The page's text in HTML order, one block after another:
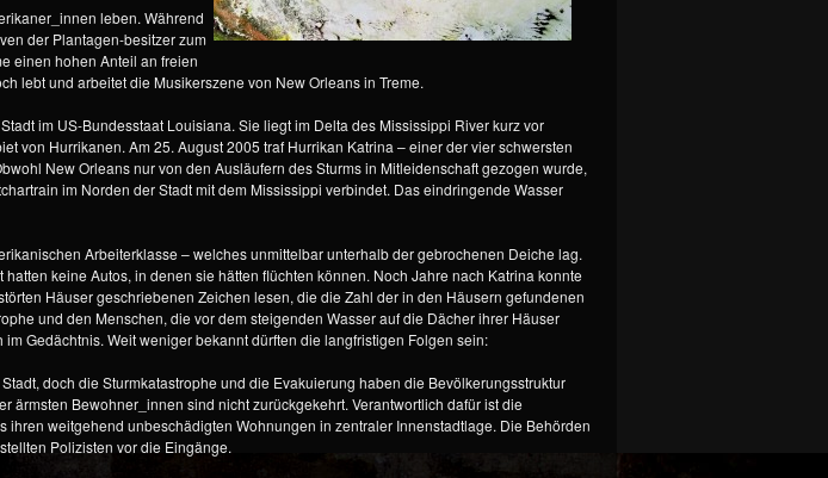
leben. Während
der Plantagen-besitzer zum
einen hohen Anteil an freien
lebt und arbeitet die Musikerszene von New Orleans in Treme.
im US-Bundesstaat Louisiana. Sie liegt im Delta des Mississippi River kurz vor
von Hurrikanen. Am 25. August 2005 traf Hurrikan Katrina – einer der vier schwersten
New Orleans nur von den Ausläufern des Sturms in Mitleidenschaft gezogen wurde,
im Norden der Stadt mit dem Mississippi verbindet. Das eindringende Wasser
Arbeiterklasse – welches unmittelbar unterhalb der gebrochenen Deiche lag.
keine Autos, in denen sie hätten flüchten können. Noch Jahre nach Katrina konnte
Häuser geschriebenen Zeichen lesen, die die Zahl der in den Häusern gefundenen
und den Menschen, die vor dem steigenden Wasser auf die Dächer ihrer Häuser
Gedächtnis. Weit weniger bekannt dürften die langfristigen Folgen sein:
doch die Sturmkatastrophe und die Evakuierung haben die Bevölkerungsstruktur
Bewohner_innen sind nicht zurückgekehrt. Verantwortlich dafür ist die
weitgehend unbeschädigten Wohnungen in zentraler Innenstadtlage. Die Behörden
Polizisten vor die Eingänge.